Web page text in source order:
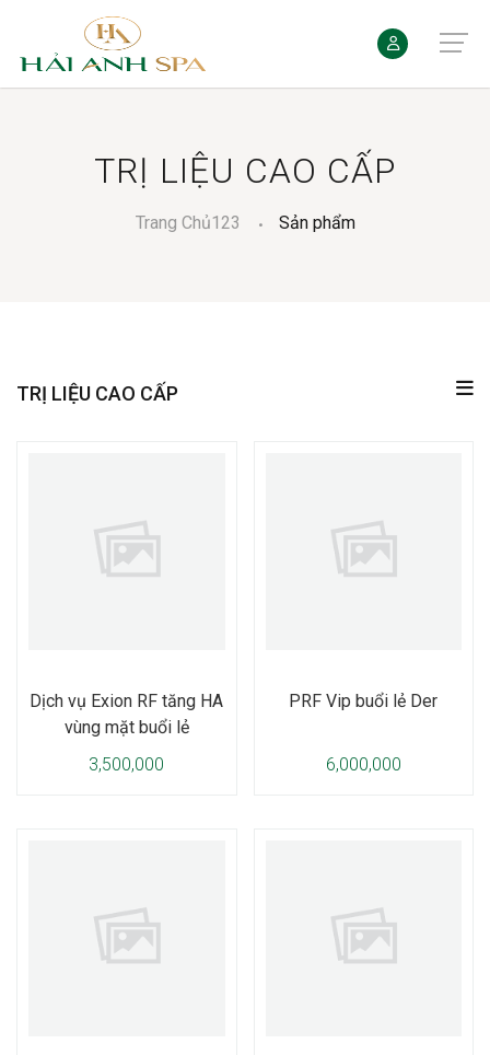
TRỊ LIỆU CAO CẤP
Trang Chủ123 Sản phẩm
TRỊ LIỆU CAO CẤP
Dịch vụ Exion RF tăng HA
vùng mặt buổi lẻ
3,500,000
PRF Vip buổi lẻ Der
6,000,000